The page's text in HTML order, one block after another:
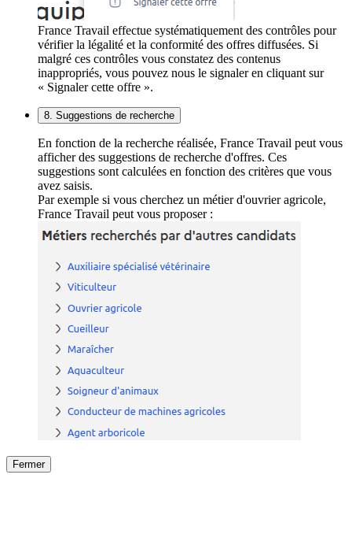
France Travail effectue systématiquement des contrôles pour
vérifier la légalité et la conformité des offres diffusées. Si
malgré ces contrôles vous constatez des contenus
inappropriés, vous pouvez nous le signaler en cliquant sur
« Signaler cette offre ».
8. Suggestions de recherche
En fonction de la recherche réalisée, France Travail peut vous
afficher des suggestions de recherche d'offres. Ces
suggestions sont calculées en fonction des critères que vous
avez saisis.
Par exemple si vous cherchez un métier d'ouvrier agricole,
France Travail peut vous proposer :
Fermer